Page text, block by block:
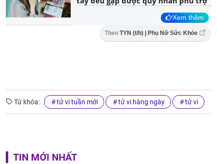
Xem thêm
Theo TYN (t/h) | Phụ Nữ Sức Khỏe
Từ khóa: tử vi tuần mới tử vi hàng ngày tử vi
TIN MỚI NHẤT